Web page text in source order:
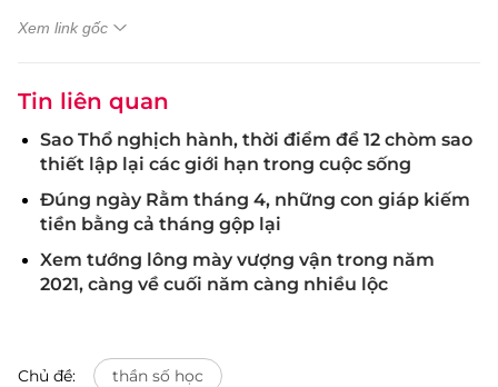
Xem link gốc
Tin liên quan
Sao Thổ nghịch hành, thời điểm để 12 chòm sao
thiết lập lại các giới hạn trong cuộc sống
Đúng ngày Rằm tháng 4, những con giáp kiếm
tiền bằng cả tháng gộp lại
Xem tướng lông mày vượng vận trong năm
2021, càng về cuối năm càng nhiều lộc
Chủ đề: thần số học